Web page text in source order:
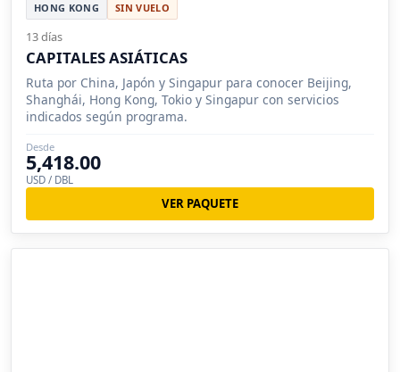
HONG KONG SIN VUELO
13 días
CAPITALES ASIÁTICAS
Ruta por China, Japón y Singapur para conocer Beijing,
Shanghái, Hong Kong, Tokio y Singapur con servicios
indicados según programa.
Desde
5,418.00
USD / DBL
VER PAQUETE